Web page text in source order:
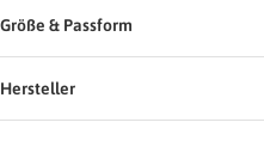
Größe & Passform
Hersteller